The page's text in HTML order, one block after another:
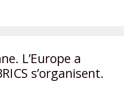
L’Europe a
s’organisent.